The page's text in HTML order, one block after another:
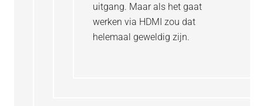
uitgang. Maar als het gaat
werken via HDMI zou dat
helemaal geweldig zijn.